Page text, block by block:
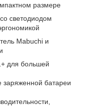
размере
светодиодом
Mabuchi и
для большей
батареи